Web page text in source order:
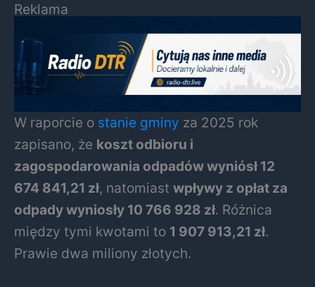
Reklama
W raporcie o stanie gminy za 2025 rok
zapisano, że koszt odbioru i
zagospodarowania odpadów wyniósł 12
674 841,21 zł, natomiast wpływy z opłat za
odpady wyniosły 10 766 928 zł. Różnica
między tymi kwotami to 1 907 913,21 zł.
Prawie dwa miliony złotych.